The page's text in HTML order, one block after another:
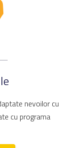
nevoilor cu
cu programa